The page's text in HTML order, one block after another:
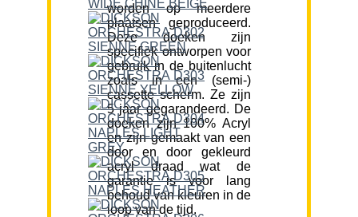
worden op meerdere
plaatsen geproduceerd.
Deze doeken zijn
specifiek ontworpen voor
gebruik in de buitenlucht
zoals in een (semi-)
cassette scherm. Ze zijn
5 jaar gegarandeerd. De
doeken zijn 100% Acryl
en zijn gemaakt van een
door en door gekleurd
acryl draad wat de
garantie is voor lang
behoud van kleuren in de
loop van de tijd.